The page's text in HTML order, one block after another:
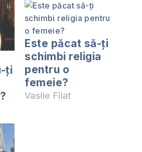
ți
Este păcat să-ţi
schimbi religia
pentru o
femeie?
Vasile Filat